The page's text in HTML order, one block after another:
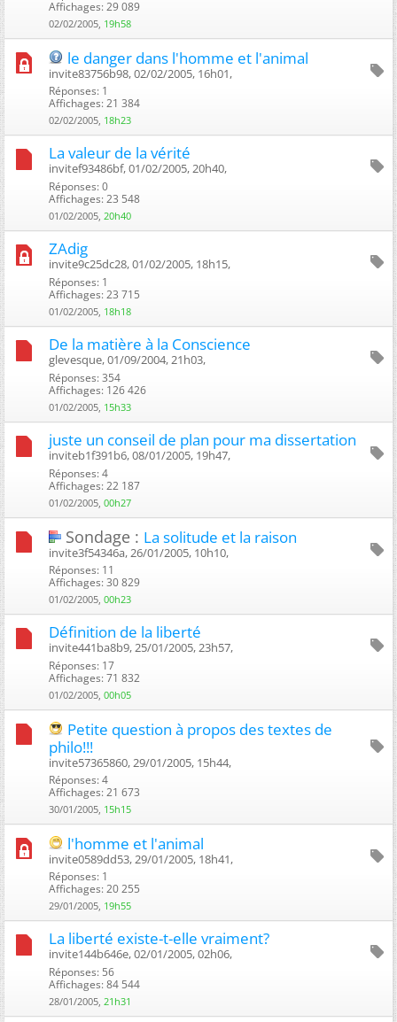
Affichages: 29 089
02/02/2005, 19h58
le danger dans l'homme et l'animal
invite83756b98, 02/02/2005, 16h01, ‎
Réponses: 1
Affichages: 21 384
02/02/2005, 18h23
La valeur de la vérité
invitef93486bf, 01/02/2005, 20h40, ‎
Réponses: 0
Affichages: 23 548
01/02/2005, 20h40
ZAdig
invite9c25dc28, 01/02/2005, 18h15, ‎
Réponses: 1
Affichages: 23 715
01/02/2005, 18h18
De la matière à la Conscience
glevesque, 01/09/2004, 21h03, ‎
Réponses: 354
Affichages: 126 426
01/02/2005, 15h33
juste un conseil de plan pour ma dissertation
inviteb1f391b6, 08/01/2005, 19h47, ‎
Réponses: 4
Affichages: 22 187
01/02/2005, 00h27
Sondage : La solitude et la raison
invite3f54346a, 26/01/2005, 10h10, ‎
Réponses: 11
Affichages: 30 829
01/02/2005, 00h23
Définition de la liberté
invite441ba8b9, 25/01/2005, 23h57, ‎
Réponses: 17
Affichages: 71 832
01/02/2005, 00h05
Petite question à propos des textes de
philo!!!
invite57365860, 29/01/2005, 15h44, ‎
Réponses: 4
Affichages: 21 673
30/01/2005, 15h15
l'homme et l'animal
invite0589dd53, 29/01/2005, 18h41, ‎
Réponses: 1
Affichages: 20 255
29/01/2005, 19h55
La liberté existe-t-elle vraiment?
invite144b646e, 02/01/2005, 02h06, ‎
Réponses: 56
Affichages: 84 544
28/01/2005, 21h31